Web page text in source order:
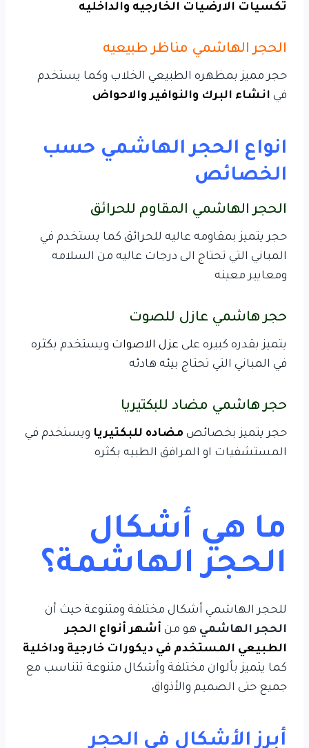
تكسيات الارضيات الخارجيه والداخليه
الحجر الهاشمي مناظر طبيعيه
حجر مميز بمظهره الطبيعي الخلاب وكما يستخدم
في انشاء البرك والنوافير والاحواض
انواع الحجر الهاشمي حسب
الخصائص
الحجر الهاشمي المقاوم للحرائق
حجر يتميز بمقاومه عاليه للحرائق كما يستخدم في
المباني التي تحتاج الى درجات عاليه من السلامه
ومعايير معينه
حجر هاشمي عازل للصوت
يتميز بقدره كبيره على عزل الاصوات ويستخدم بكثره
في المباني التي تحتاج بيئه هادئه
حجر هاشمي مضاد للبكتيريا
حجر يتميز بخصائص مضاده للبكتيريا ويستخدم في
المستشفيات او المرافق الطبيه بكثره
ما هي أشكال
الحجر الهاشمة؟
للحجر الهاشمي أشكال مختلفة ومتنوعة حيث أن
الحجر الهاشمي هو من أشهر أنواع الحجر
الطبيعي المستخدم في ديكورات خارجية وداخلية
كما يتميز بألوان مختلفة وأشكال متنوعة تتناسب مع
جميع حتى الصميم والأذواق
أبرز الأشكال في الحجر